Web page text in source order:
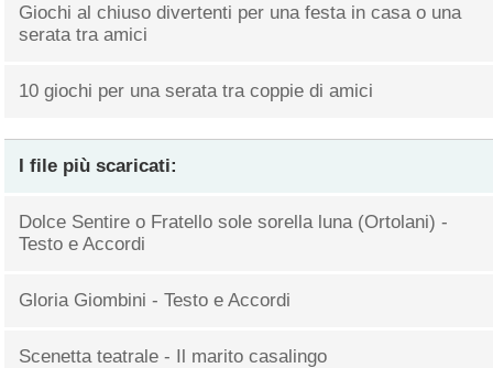
Giochi al chiuso divertenti per una festa in casa o una
serata tra amici
10 giochi per una serata tra coppie di amici
I file più scaricati:
Dolce Sentire o Fratello sole sorella luna (Ortolani) -
Testo e Accordi
Gloria Giombini - Testo e Accordi
Scenetta teatrale - Il marito casalingo